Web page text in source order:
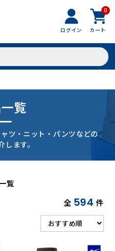
ログイン
0
カート
覧
ツ・ニット・パンツなどの
します。
覧
全 594 件